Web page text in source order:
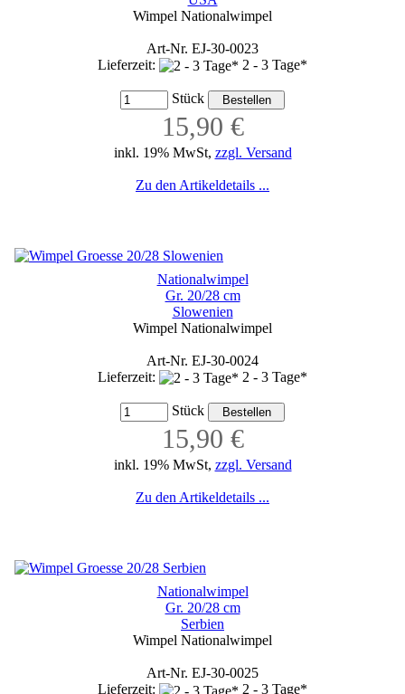
Wimpel Nationalwimpel
Art-Nr. EJ-30-0023
Lieferzeit:
2 - 3 Tage*
Stück
15,90 €
inkl. 19% MwSt, zzgl. Versand
Zu den Artikeldetails ...
Nationalwimpel
Gr. 20/28 cm
Slowenien
Wimpel Nationalwimpel
Art-Nr. EJ-30-0024
Lieferzeit:
2 - 3 Tage*
Stück
15,90 €
inkl. 19% MwSt, zzgl. Versand
Zu den Artikeldetails ...
Nationalwimpel
Gr. 20/28 cm
Serbien
Wimpel Nationalwimpel
Art-Nr. EJ-30-0025
Lieferzeit:
2 - 3 Tage*